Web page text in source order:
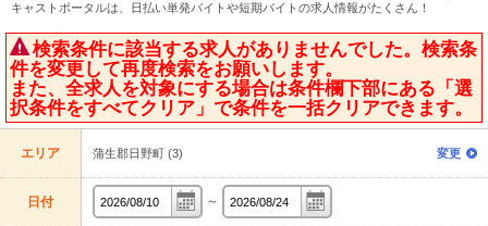
キャストポータルは、日払い単発バイトや短期バイトの求人情報がたくさん！
検索条件に該当する求人がありませんでした。検索条
件を変更して再度検索をお願いします。
また、全求人を対象にする場合は条件欄下部にある「選
択条件をすべてクリア」で条件を一括クリアできます。
エリア 蒲生郡日野町 (3) 変更
日付 ～